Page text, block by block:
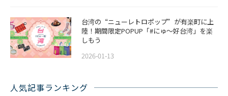
台湾の“ニューレトロポップ”が有楽町に上
陸！期間限定POPUP「#にゅ〜好台湾」を楽
しもう
2026-01-13
人気記事ランキング